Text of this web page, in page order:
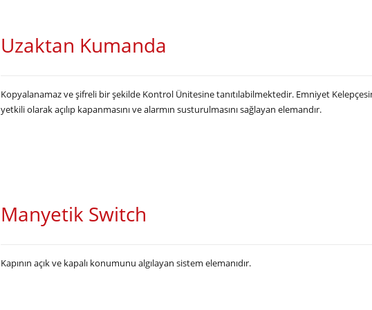
Uzaktan Kumanda
Kopyalanamaz ve şifreli bir şekilde Kontrol Ünitesine tanıtılabilmektedir. Emniyet
yetkili olarak açılıp kapanmasını ve alarmın susturulmasını sağlayan elemandır.
Manyetik Switch
Kapının açık ve kapalı konumunu algılayan sistem elemanıdır.